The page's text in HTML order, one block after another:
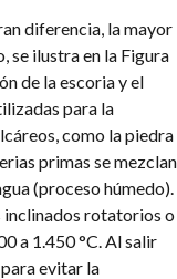
diferencia, la mayor
se ilustra en la Figura
de la escoria y el
para la
como la piedra
primas se mezclan
(proceso húmedo).
inclinados rotatorios o
a 1.450 °C. Al salir
evitar la